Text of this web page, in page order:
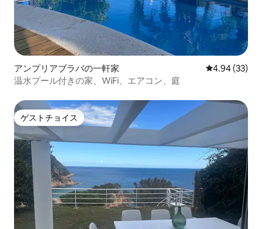
アンプリアブラバの一軒家 レビュー33
4.94 (33)
温水プール付きの家、WiFi、エアコン、庭
ゲストチョイス
ゲストチョイス